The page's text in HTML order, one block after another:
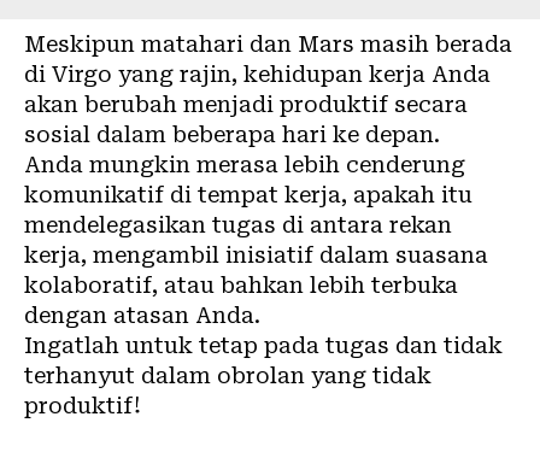
Meskipun matahari dan Mars masih berada
di Virgo yang rajin, kehidupan kerja Anda
akan berubah menjadi produktif secara
sosial dalam beberapa hari ke depan.
Anda mungkin merasa lebih cenderung
komunikatif di tempat kerja, apakah itu
mendelegasikan tugas di antara rekan
kerja, mengambil inisiatif dalam suasana
kolaboratif, atau bahkan lebih terbuka
dengan atasan Anda.
Ingatlah untuk tetap pada tugas dan tidak
terhanyut dalam obrolan yang tidak
produktif!